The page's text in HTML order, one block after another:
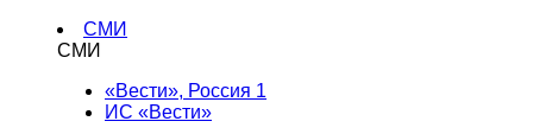
СМИ
СМИ
«Вести», Россия 1
ИС «Вести»